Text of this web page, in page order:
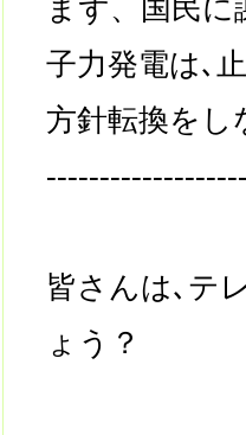
まず、国民
子力発電は､
方針転換をし
皆さんは､テ
ょう？